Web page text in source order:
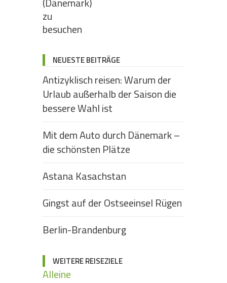
NEUESTE BEITRÄGE
Antizyklisch reisen: Warum der
Urlaub außerhalb der Saison die
bessere Wahl ist
Mit dem Auto durch Dänemark –
die schönsten Plätze
Astana Kasachstan
Gingst auf der Ostseeinsel Rügen
Berlin-Brandenburg
WEITERE REISEZIELE
Alleine